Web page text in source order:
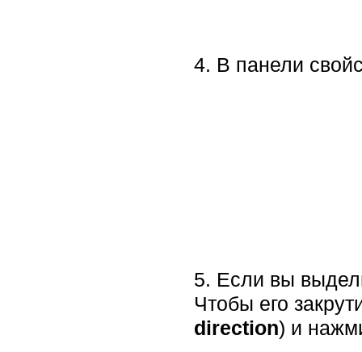
4. В панели
5. Если вы
Чтобы его
direction) и